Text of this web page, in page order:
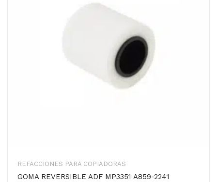
REFACCIONES PARA COPIADORAS
GOMA REVERSIBLE ADF MP3351 A859-2241